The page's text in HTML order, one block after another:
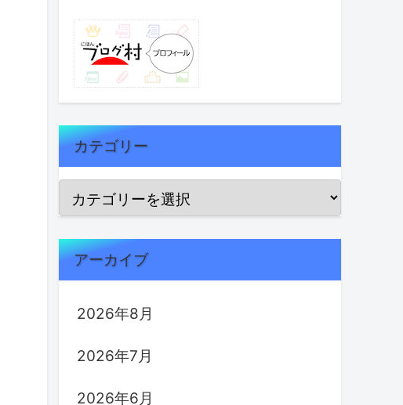
カテゴリー
アーカイブ
2026年8月
2026年7月
2026年6月